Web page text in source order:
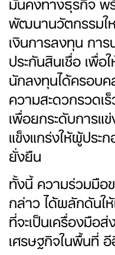
พัฒนานวัตกรรมใ
เงินการลงทุน กา
ประกันสินเชื่อ เพื่
นักลงทุนได้ครอบ
ความสะดวกรวดเ
เพื่อยกระดับการแ
แข็งแกร่งให้ผู้ปร
ยั่งยืน
ทั้งนี้ ความร่วมมือ
กล่าว ได้ผลักดันใ
ที่จะเป็นเครื่องมือ
เศรษฐกิจในพื้นที่